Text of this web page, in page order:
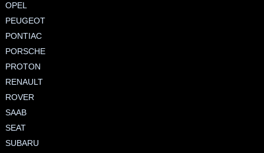
OPEL
PEUGEOT
PONTIAC
PORSCHE
PROTON
RENAULT
ROVER
SAAB
SEAT
SUBARU